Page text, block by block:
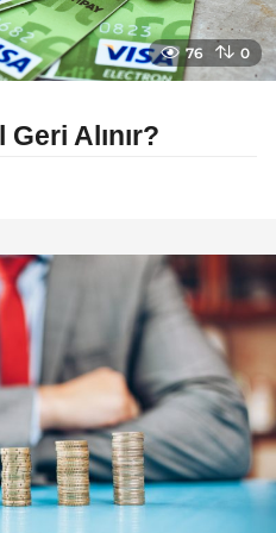
76 0
Alınır?